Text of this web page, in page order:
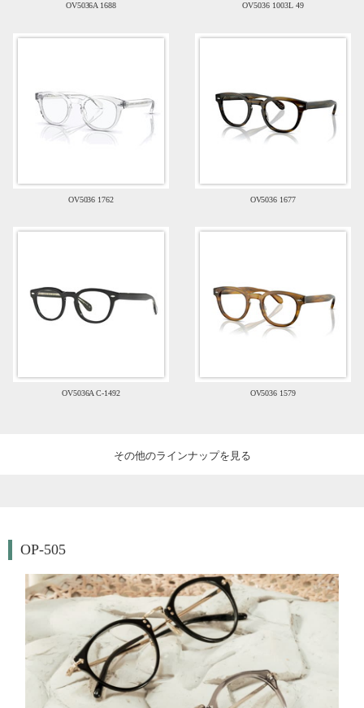
OV5036A 1688 OV5036 1003L 49
OV5036 1762 OV5036 1677
OV5036A C-1492 OV5036 1579
その他のラインナップを見る
OP-505